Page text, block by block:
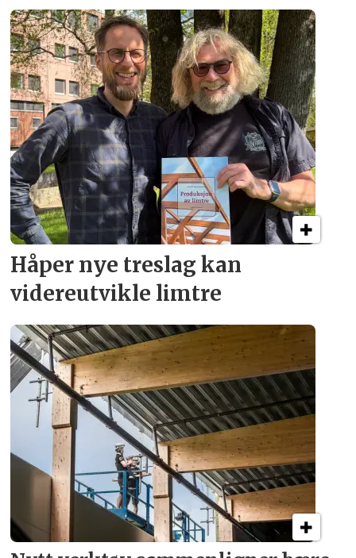
Håper nye treslag kan
videreutvikle limtre